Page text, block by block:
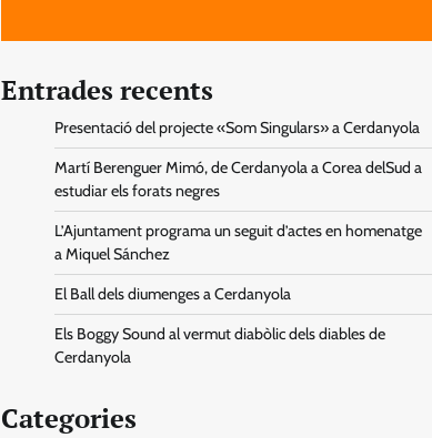
Entrades recents
Presentació del projecte «Som Singulars» a Cerdanyola
Martí Berenguer Mimó, de Cerdanyola a Corea delSud a
estudiar els forats negres
L’Ajuntament programa un seguit d’actes en homenatge
a Miquel Sánchez
El Ball dels diumenges a Cerdanyola
Els Boggy Sound al vermut diabòlic dels diables de
Cerdanyola
Categories